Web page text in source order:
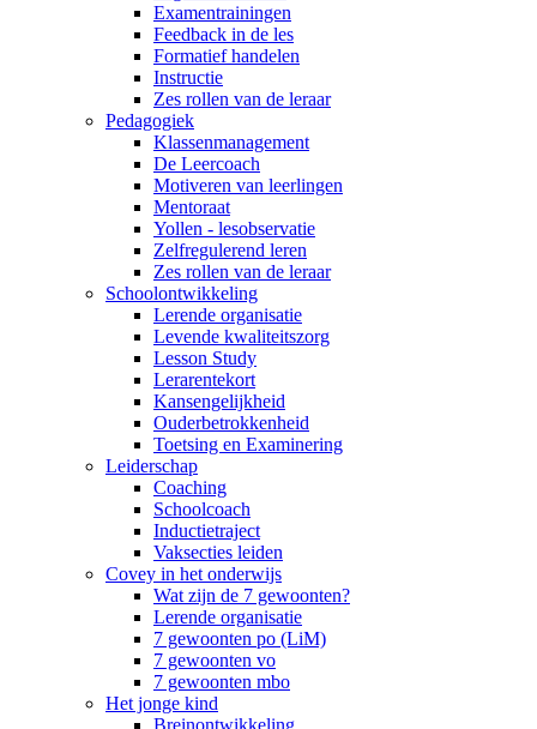
Examentrainingen
Feedback in de les
Formatief handelen
Instructie
Zes rollen van de leraar
Pedagogiek
Klassenmanagement
De Leercoach
Motiveren van leerlingen
Mentoraat
Yollen - lesobservatie
Zelfregulerend leren
Zes rollen van de leraar
Schoolontwikkeling
Lerende organisatie
Levende kwaliteitszorg
Lesson Study
Lerarentekort
Kansengelijkheid
Ouderbetrokkenheid
Toetsing en Examinering
Leiderschap
Coaching
Schoolcoach
Inductietraject
Vaksecties leiden
Covey in het onderwijs
Wat zijn de 7 gewoonten?
Lerende organisatie
7 gewoonten po (LiM)
7 gewoonten vo
7 gewoonten mbo
Het jonge kind
Breinontwikkeling